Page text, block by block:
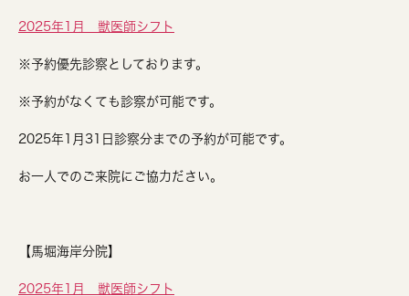
2025年1月 獣医師シフト
※予約優先診察としております。
※予約がなくても診察が可能です。
2025年1月31日診察分までの予約が可能です。
お一人でのご来院にご協力ださい。
【馬堀海岸分院】
2025年1月 獣医師シフト